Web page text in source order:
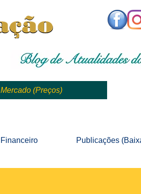
Mercado (Preços)
Financeiro Publicações